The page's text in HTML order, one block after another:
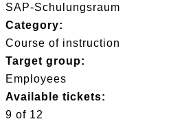
SAP-Schulungsraum
Category:
Course of instruction
Target group:
Employees
Available tickets:
9 of 12